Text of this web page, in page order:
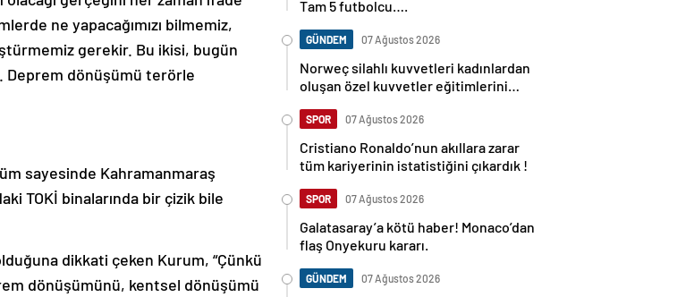
ne yapacağımızı bilmemiz,
gerekir. Bu ikisi, bugün
Deprem dönüşümü terörle
sayesinde Kahramanmaraş
TOKİ binalarında bir çizik bile
dikkati çeken Kurum, “Çünkü
dönüşümünü, kentsel dönüşümü
Tam 5 futbolcu….
GÜNDEM 07 Ağustos 2026
Norweç silahlı kuvvetleri kadınlardan
oluşan özel kuvvetler eğitimlerini
SPOR 07 Ağustos 2026
Cristiano Ronaldo’nun akıllara zarar
tüm kariyerinin istatistiğini çıkardık !
SPOR 07 Ağustos 2026
Galatasaray’a kötü haber! Monaco’dan
flaş Onyekuru kararı.
GÜNDEM 07 Ağustos 2026